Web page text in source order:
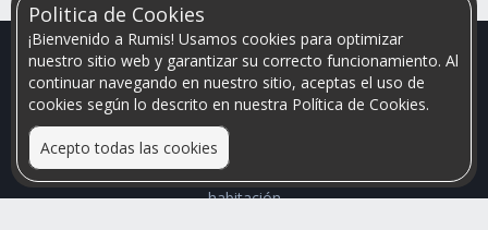
Politica de Cookies
¡Bienvenido a Rumis! Usamos cookies para optimizar
nuestro sitio web y garantizar su correcto funcionamiento. Al
continuar navegando en nuestro sitio, aceptas el uso de
cookies según lo descrito en nuestra Política de Cookies.
Acepto todas las cookies
Relacionamos personas que arriendan con las que buscan una
habitación